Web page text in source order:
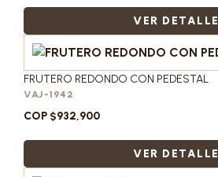
VER DETALLE
FRUTERO REDONDO CON PEDESTAL
VAJ-1942
COP $932,900
VER DETALLE